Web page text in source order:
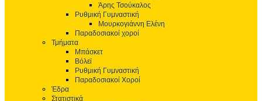
Άρης Τσούκαλος
Ρυθμική Γυμναστική
Μουρκογιάννη Ελένη
Παραδοσιακοί χοροί
Τμήματα
Μπάσκετ
Βόλεϊ
Ρυθμική Γυμναστική
Παραδοσιακοί Χοροί
Έδρα
Στατιστικά